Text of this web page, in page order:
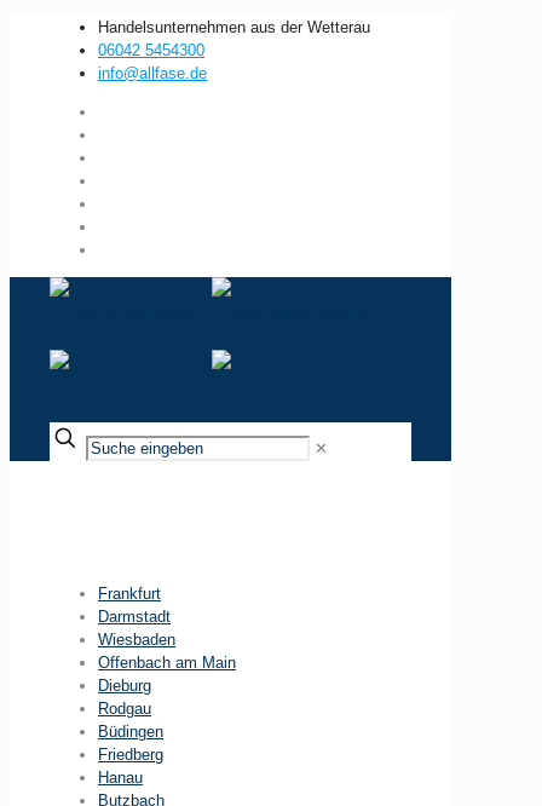
Handelsunternehmen aus der Wetterau
06042 5454300
info@allfase.de
✕
Frankfurt
Darmstadt
Wiesbaden
Offenbach am Main
Dieburg
Rodgau
Büdingen
Friedberg
Hanau
Butzbach